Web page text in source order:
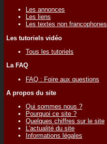
Les annonces
Les liens
Les textes non francophones
Les tutoriels vidéo
Tous les tutoriels
La FAQ
FAQ : Foire aux questions
A propos du site
Qui sommes nous ?
Pourquoi ce site ?
Quelques chiffres sur le site
L'actualité du site
Informations légales